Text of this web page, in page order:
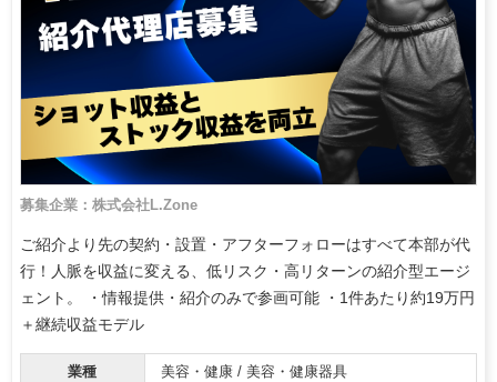
募集企業：株式会社L.Zone
ご紹介より先の契約・設置・アフターフォローはすべて本部が代
行！人脈を収益に変える、低リスク・高リターンの紹介型エージ
ェント。 ・情報提供・紹介のみで参画可能 ・1件あたり約19万円
＋継続収益モデル
業種 美容・健康 / 美容・健康器具